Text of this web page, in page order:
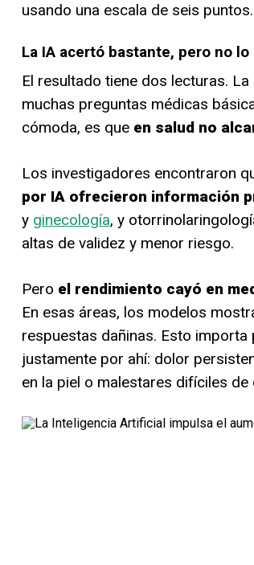
usando una escala de seis puntos.
La IA acertó bastante, pero no
El resultado tiene dos lecturas.
muchas preguntas médicas
cómoda, es que en salud no
Los investigadores encontraron
por IA ofrecieron información
y ginecología, y
altas de validez y menor riesgo.
Pero el rendimiento cayó en
En esas áreas, los modelos
respuestas dañinas. Esto
justamente por ahí: dolor
en la piel o malestares difíciles de